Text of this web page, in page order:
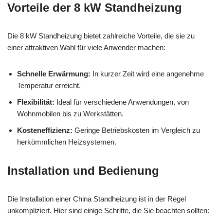
Vorteile der 8 kW Standheizung
Die 8 kW Standheizung bietet zahlreiche Vorteile, die sie zu
einer attraktiven Wahl für viele Anwender machen:
Schnelle Erwärmung: In kurzer Zeit wird eine angenehme
Temperatur erreicht.
Flexibilität: Ideal für verschiedene Anwendungen, von
Wohnmobilen bis zu Werkstätten.
Kosteneffizienz: Geringe Betriebskosten im Vergleich zu
herkömmlichen Heizsystemen.
Installation und Bedienung
Die Installation einer China Standheizung ist in der Regel
unkompliziert. Hier sind einige Schritte, die Sie beachten sollten: